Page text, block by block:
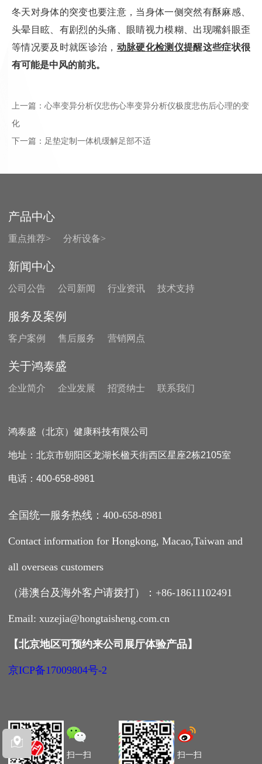
冬天对身体的突变也要注意，当身体一侧突然有酥麻感、
头晕目眩、有剧烈的头痛、眼睛视力模糊、出现嘴斜眼歪
等情况要及时就医诊治， 动脉硬化检测仪提醒这些症状很
有可能是中风的前兆。
上一篇： 心率变异分析仪悲伤心率变异分析仪极度悲伤后心理的变
化
下一篇： ​足垫定制一体机缓解足部不适
产品中心
重点推荐> 分析设备>
新闻中心
公司公告 公司新闻 行业资讯 技术支持
服务及案例
客户案例 售后服务 营销网点
关于鸿泰盛
企业简介 企业发展 招贤纳士 联系我们
鸿泰盛（北京）健康科技有限公司
地址：北京市朝阳区龙湖长楹天街西区星座2栋2105室
电话：400-658-8981
全国统一服务热线：400-658-8981
Contact information for Hongkong, Macao,Taiwan and
all overseas customers
（港澳台及海外客户请拨打）：+86-18611102491
Email: xuzejia@hongtaisheng.com.cn
【北京地区可预约来公司展厅体验产品】
京ICP备17009804号-2
扫一扫 扫一扫